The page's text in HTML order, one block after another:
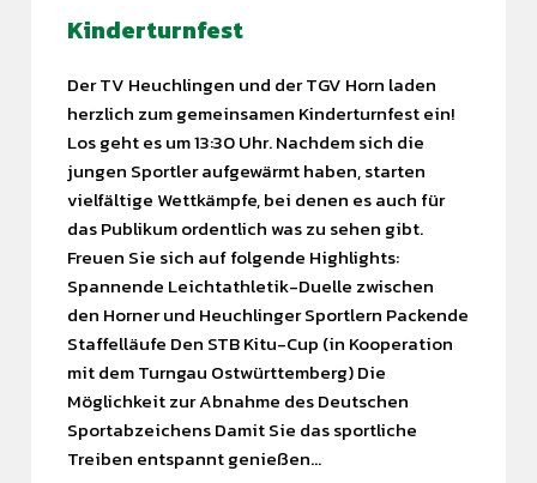
Kinderturnfest
Der TV Heuchlingen und der TGV Horn laden
herzlich zum gemeinsamen Kinderturnfest ein!
Los geht es um 13:30 Uhr. Nachdem sich die
jungen Sportler aufgewärmt haben, starten
vielfältige Wettkämpfe, bei denen es auch für
das Publikum ordentlich was zu sehen gibt.
Freuen Sie sich auf folgende Highlights:
Spannende Leichtathletik-Duelle zwischen
den Horner und Heuchlinger Sportlern Packende
Staffelläufe Den STB Kitu-Cup (in Kooperation
mit dem Turngau Ostwürttemberg) Die
Möglichkeit zur Abnahme des Deutschen
Sportabzeichens Damit Sie das sportliche
Treiben entspannt genießen…
Find what you are looking for and experience the